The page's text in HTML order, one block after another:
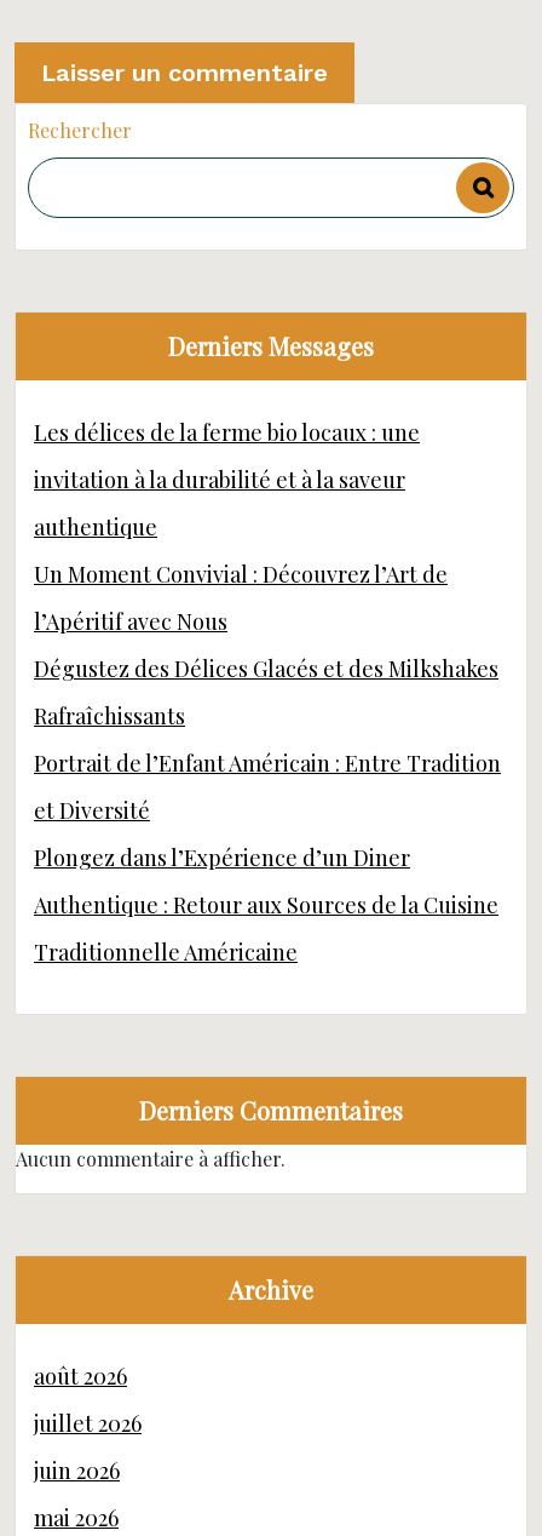
Rechercher
Derniers Messages
Les délices de la ferme bio locaux : une
invitation à la durabilité et à la saveur
authentique
Un Moment Convivial : Découvrez l’Art de
l’Apéritif avec Nous
Dégustez des Délices Glacés et des Milkshakes
Rafraîchissants
Portrait de l’Enfant Américain : Entre Tradition
et Diversité
Plongez dans l’Expérience d’un Diner
Authentique : Retour aux Sources de la Cuisine
Traditionnelle Américaine
Derniers Commentaires
Aucun commentaire à afficher.
Archive
août 2026
juillet 2026
juin 2026
mai 2026